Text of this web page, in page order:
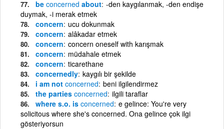
be concerned about -den kaygılanmak, -den endişe
duymak, -i merak etmek
concern ucu dokunmak
concern alâkadar etmek
concern concern oneself with karışmak
concern müdahale etmek
concern ticarethane
concernedly kaygılı bir şekilde
i am not concerned beni ilgilendirmez
the parties concerned ilgili taraflar
where s.o. is concerned e gelince: You're very
solicitous where she's concerned. Ona gelince çok ilgi
gösteriyorsun